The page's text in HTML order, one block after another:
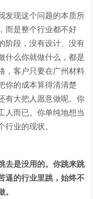
发现这个问题的本质所
而是整个行业都不好
阶段，没有设计、没有
什么你就做什么，都是
，客户只要在广州材料
你的成本算得清清楚
有大把人愿意做呢。你
人而已。你单纯地想当
行业的现状。
去是没用的。你跳来跳
逼的行业里跳，始终不
。